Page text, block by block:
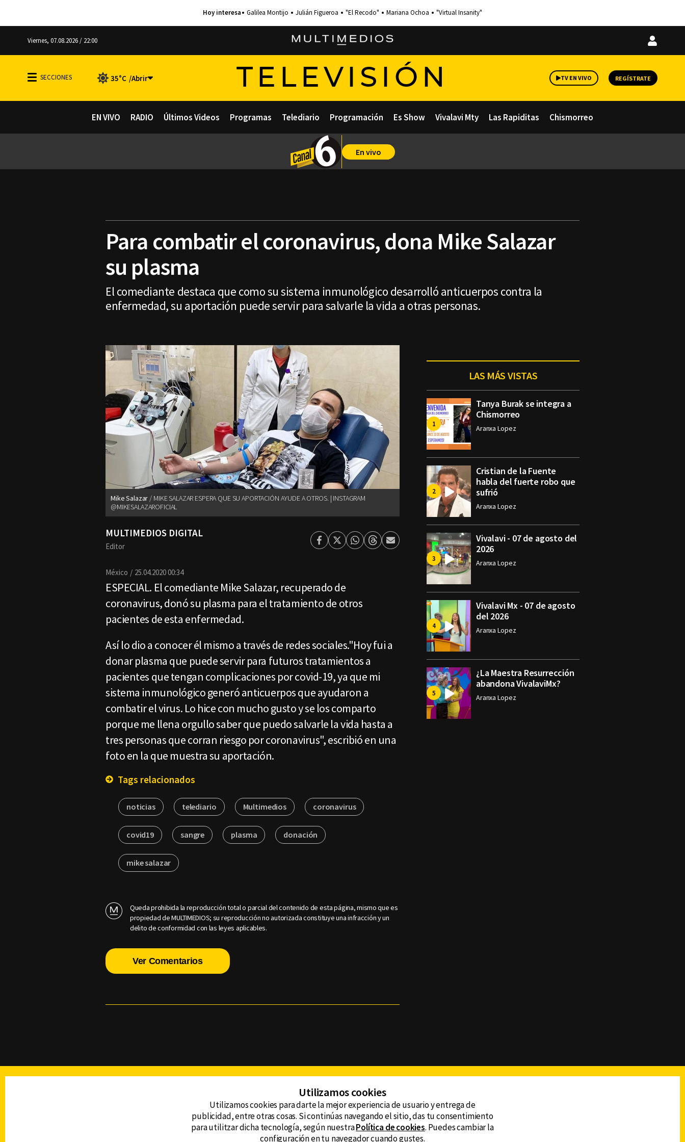
Galilea Montijo Julián Figueroa "El Recodo" Mariana Ochoa "Virtual Insanity"
Viernes, 07.08.2026 / 22:00
Iniciar
35°C TELEVISIÓN TV EN VIVO REGÍSTRATE
EN VIVO RADIO Últimos Videos Programas Telediario Programación Es Show Vivalavi Mty Las Rapiditas Chismorreo
En vivo
Para combatir el coronavirus, dona Mike Salazar
su plasma
El comediante destaca que como su sistema inmunológico desarrolló anticuerpos contra la
enfermedad, su aportación puede servir para salvarle la vida a otras personas.
Mike Salazar
MIKE SALAZAR ESPERA QUE SU APORTACIÓN AYUDE A OTROS. | INSTAGRAM
@MIKESALAZAROFICIAL
MULTIMEDIOS DIGITAL
Editor Facebook
TwitterWhatsapp
ThreadsEnviar
México 25.04.2020 00:34
ESPECIAL. El comediante Mike Salazar, recuperado de
coronavirus, donó su plasma para el tratamiento de otros
pacientes de esta enfermedad.
Así lo dio a conocer él mismo a través de redes sociales."Hoy fui a
donar plasma que puede servir para futuros tratamientos a
pacientes que tengan complicaciones por covid-19, ya que mi
sistema inmunológico generó anticuerpos que ayudaron a
combatir el virus. Lo hice con mucho gusto y se los comparto
porque me llena orgullo saber que puedo salvarle la vida hasta a
tres personas que corran riesgo por coronavirus", escribió en una
foto en la que muestra su aportación.
Tags relacionados
noticias telediario Multimedios coronavirus
covid19 sangre plasma donación
mike salazar
Queda prohibida la reproducción total o parcial del contenido de esta página, mismo que es
propiedad de MULTIMEDIOS; su reproducción no autorizada constituye una infracción y un
delito de conformidad con las leyes aplicables.
Ver Comentarios
LAS MÁS VISTAS
Tanya Burak se integra a
Chismorreo
Aranxa Lopez
Cristian de la Fuente
habla del fuerte robo que
sufrió
Aranxa Lopez
Vivalavi - 07 de agosto del
2026
Aranxa Lopez
Vivalavi Mx - 07 de agosto
del 2026
Aranxa Lopez
¿La Maestra Resurrección
abandona VivalaviMx?
Aranxa Lopez
DERECHOS RESERVADOS © CANAL 6 2026
Prohibida la reproducción total o parcial, incluyendo
CONTACTO
AVISO DE PRIVACIDAD
AVISO LEGAL
Utilizamos cookies
Utilizamos cookies para darte la mejor experiencia de usuario y entrega de
publicidad, entre otras cosas. Si continúas navegando el sitio, das tu consentimiento
para utilitzar dicha tecnología, según nuestraPolítica de cookies. Puedes cambiar la
configuración en tu navegador cuando gustes.